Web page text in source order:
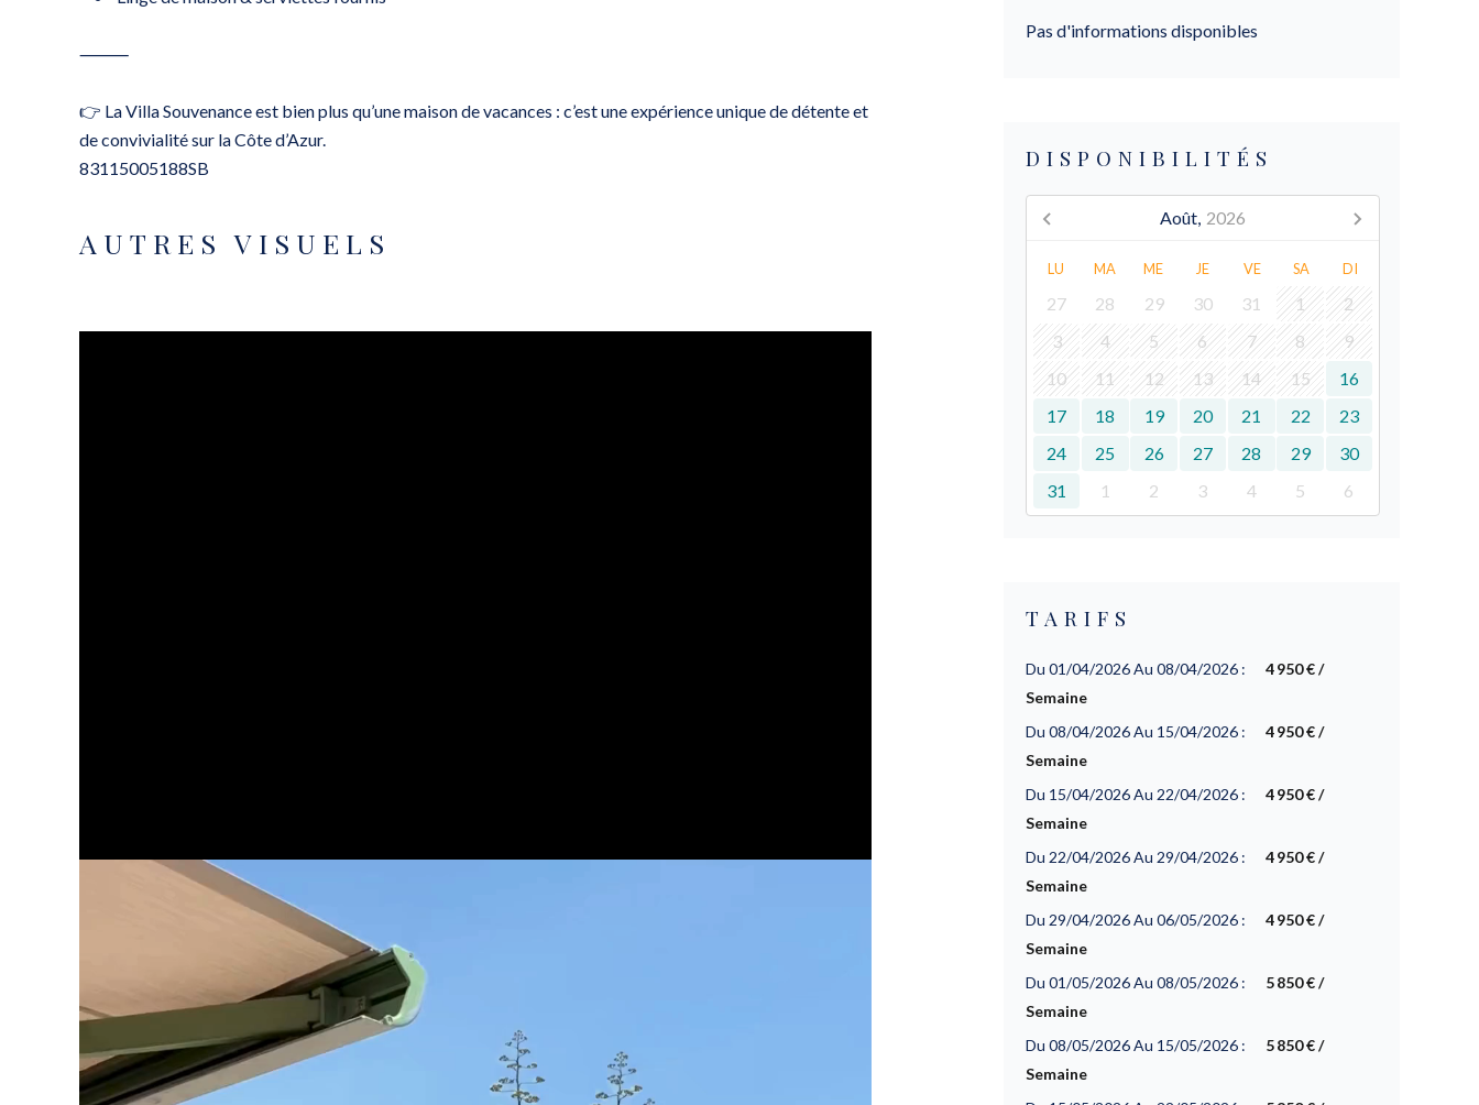
⸻
👉 La Villa Souvenance est bien plus qu’une maison de vacances : c’est une expérience unique de détente et
de convivialité sur la Côte d’Azur.
83115005188SB
AUTRES VISUELS
Pas d'informations disponibles
DISPONIBILITÉS
Août, 2026
LU MA ME JE VE SA DI
27 28 29 30 31 1
2
3
4 5 6 7 8
9
10
11 12 13 14 15
16
17
18 19 20 21 22
23
24
25 26 27 28 29
30
31
1 2 3 4 5 6
TARIFS
Du 01/04/2026 Au 08/04/2026 :
4 950 € /
Semaine
Du 08/04/2026 Au 15/04/2026 :
4 950 € /
Semaine
Du 15/04/2026 Au 22/04/2026 :
4 950 € /
Semaine
Du 22/04/2026 Au 29/04/2026 :
4 950 € /
Semaine
Du 29/04/2026 Au 06/05/2026 :
4 950 € /
Semaine
Du 01/05/2026 Au 08/05/2026 :
5 850 € /
Semaine
Du 08/05/2026 Au 15/05/2026 :
5 850 € /
Semaine